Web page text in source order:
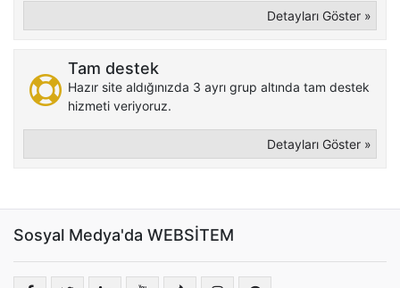
Detayları Göster »
Tam destek
Hazır site aldığınızda 3 ayrı grup altında tam destek
hizmeti veriyoruz.
Detayları Göster »
Sosyal Medya'da WEBSİTEM